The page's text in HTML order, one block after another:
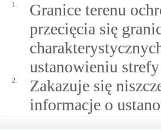
1.
Granice terenu
przecięcia się
ustanowieniu
2.
Zakazuje się
informacje o